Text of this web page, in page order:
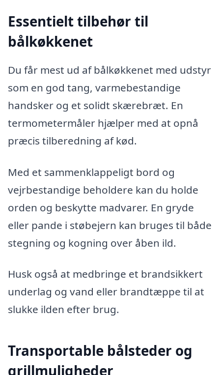
Essentielt tilbehør til
bålkøkkenet
Du får mest ud af bålkøkkenet med udstyr
som en god tang, varmebestandige
handsker og et solidt skærebræt. En
termometermåler hjælper med at opnå
præcis tilberedning af kød.
Med et sammenklappeligt bord og
vejrbestandige beholdere kan du holde
orden og beskytte madvarer. En gryde
eller pande i støbejern kan bruges til både
stegning og kogning over åben ild.
Husk også at medbringe et brandsikkert
underlag og vand eller brandtæppe til at
slukke ilden efter brug.
Transportable bålsteder og
grillmuligheder